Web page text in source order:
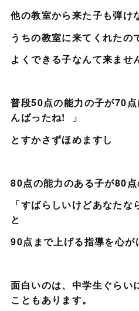
他の教室から来た子も弾け
うちの教室に来てくれたの
よくできる子なんて来ませ
普段50点の能力の子が70
んばったね! 」
とすかさずほめますし
80点の能力のある子が80点
「すばらしいけどあなたな
と
90点まで上げる指導を心が
面白いのは、中学生ぐらい
こともあります。